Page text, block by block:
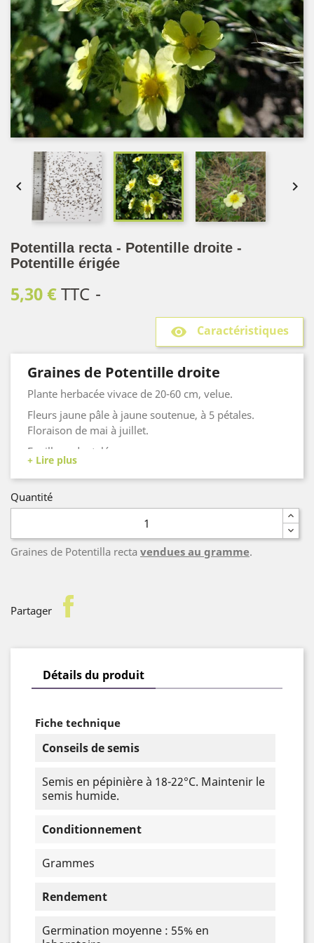
 
Potentilla recta - Potentille droite -
Potentille érigée
5,30 €TTC
remove_red_eye Caractéristiques
Graines de Potentille droite
Plante herbacée vivace de 20-60 cm, velue.
Fleurs jaune pâle à jaune soutenue, à 5 pétales.
Floraison de mai à juillet.
Feuillage dentelé.
Quantité
Graines de Potentilla recta vendues au gramme.
Partager facebook
Détails du produit
Fiche technique
Conseils de semis
Semis en pépinière à 18-22°C. Maintenir le
semis humide.
Conditionnement
Grammes
Rendement
Germination moyenne : 55% en